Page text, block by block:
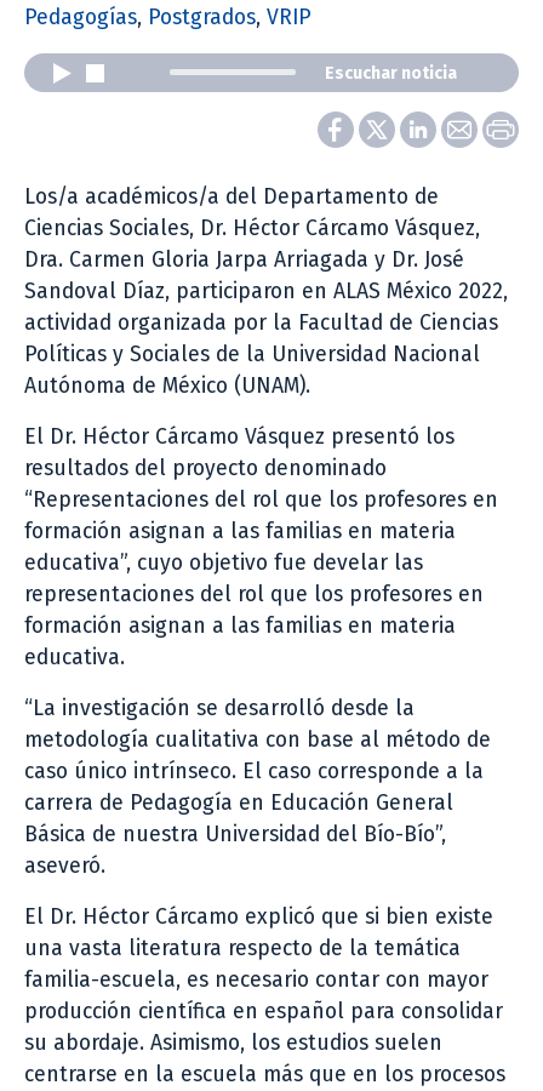
Pedagogías, Postgrados, VRIP
Escuchar noticia
Los/a académicos/a del Departamento de
Ciencias Sociales, Dr. Héctor Cárcamo Vásquez,
Dra. Carmen Gloria Jarpa Arriagada y Dr. José
Sandoval Díaz, participaron en ALAS México 2022,
actividad organizada por la Facultad de Ciencias
Políticas y Sociales de la Universidad Nacional
Autónoma de México (UNAM).
El Dr. Héctor Cárcamo Vásquez presentó los
resultados del proyecto denominado
“Representaciones del rol que los profesores en
formación asignan a las familias en materia
educativa”, cuyo objetivo fue develar las
representaciones del rol que los profesores en
formación asignan a las familias en materia
educativa.
“La investigación se desarrolló desde la
metodología cualitativa con base al método de
caso único intrínseco. El caso corresponde a la
carrera de Pedagogía en Educación General
Básica de nuestra Universidad del Bío-Bío”,
aseveró.
El Dr. Héctor Cárcamo explicó que si bien existe
una vasta literatura respecto de la temática
familia-escuela, es necesario contar con mayor
producción científica en español para consolidar
su abordaje. Asimismo, los estudios suelen
centrarse en la escuela más que en los procesos